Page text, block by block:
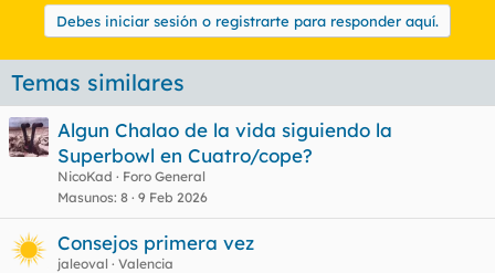
Debes iniciar sesión o registrarte para responder aquí.
Temas similares
Algun Chalao de la vida siguiendo la
Superbowl en Cuatro/cope?
NicoKad
Foro General
Masunos 8 9 Feb 2026
Consejos primera vez
jaleoval
Valencia